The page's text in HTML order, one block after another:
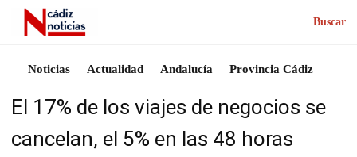
Buscar
Noticias Actualidad Andalucía Provincia Cádiz
El 17% de los viajes de negocios se
cancelan, el 5% en las 48 horas